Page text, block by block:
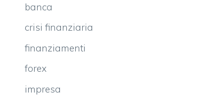
banca
crisi finanziaria
finanziamenti
forex
impresa